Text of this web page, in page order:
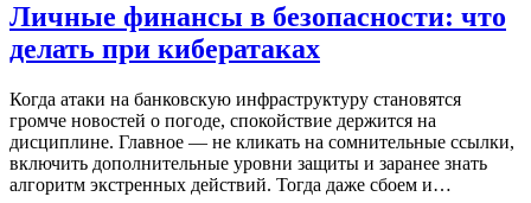
Личные финансы в безопасности: что
делать при кибератаках
Когда атаки на банковскую инфраструктуру становятся
громче новостей о погоде, спокойствие держится на
дисциплине. Главное — не кликать на сомнительные ссылки,
включить дополнительные уровни защиты и заранее знать
алгоритм экстренных действий. Тогда даже сбоем и…